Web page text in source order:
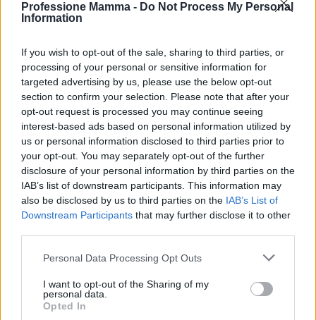
Professione Mamma - Do Not Process My Personal
Information
If you wish to opt-out of the sale, sharing to third parties, or
processing of your personal or sensitive information for
targeted advertising by us, please use the below opt-out
section to confirm your selection. Please note that after your
opt-out request is processed you may continue seeing
interest-based ads based on personal information utilized by
us or personal information disclosed to third parties prior to
your opt-out. You may separately opt-out of the further
disclosure of your personal information by third parties on the
IAB’s list of downstream participants. This information may
also be disclosed by us to third parties on the IAB’s List of
Downstream Participants that may further disclose it to other
Please note that this website/app uses one or more Google
not limited to your visit or usage behaviour. You may click to
grant or deny consent to Google and its third-party tags to
use your data for below specified purposes in below Google
Personal Data Processing Opt Outs
I want to opt-out of the Sharing of my
personal data.
Opted In
Continua a leggere